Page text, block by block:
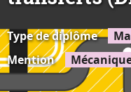
Type de diplôme
Mention